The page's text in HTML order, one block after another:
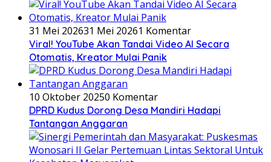
31 Mei 202631 Mei 20261 Komentar
Viral! YouTube Akan Tandai Video AI Secara
Otomatis, Kreator Mulai Panik
10 Oktober 20250 Komentar
DPRD Kudus Dorong Desa Mandiri Hadapi
Tantangan Anggaran